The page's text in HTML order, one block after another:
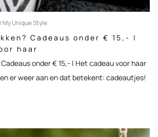
My Unique Style
Cadeaus onder € 15,- |
haar
onder € 15,- | Het cadeau voor haar
er weer aan en dat betekent: cadeautjes!